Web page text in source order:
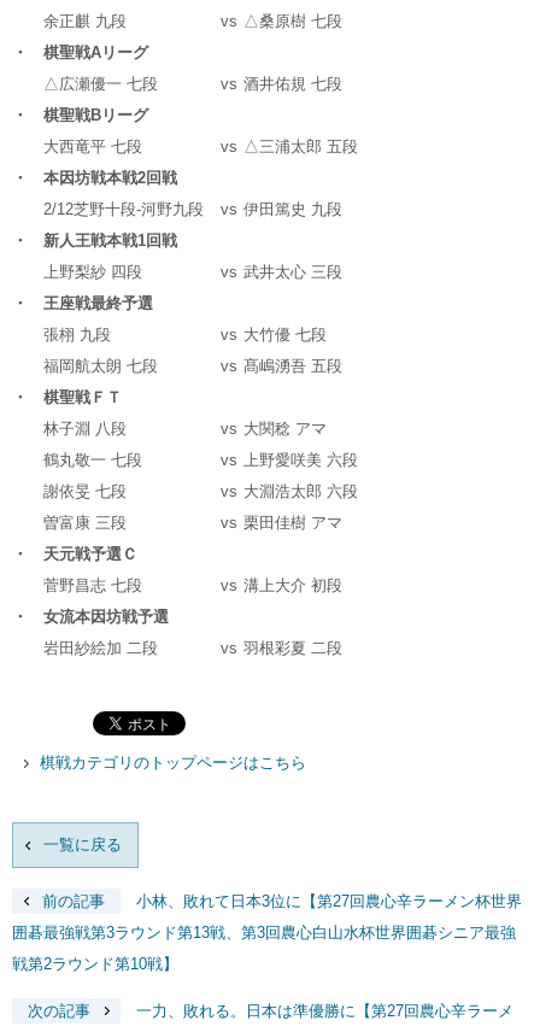
余正麒 九段
vs △桑原樹 七段
・ 棋聖戦Aリーグ
△広瀬優一 七段
vs 酒井佑規 七段
・ 棋聖戦Bリーグ
大西竜平 七段
vs △三浦太郎 五段
・ 本因坊戦本戦2回戦
2/12芝野十段-河野九段
vs 伊田篤史 九段
・ 新人王戦本戦1回戦
上野梨紗 四段
vs 武井太心 三段
・ 王座戦最終予選
張栩 九段
vs 大竹優 七段
福岡航太朗 七段
vs 髙嶋湧吾 五段
・ 棋聖戦ＦＴ
林子淵 八段
vs 大関稔 アマ
鶴丸敬一 七段
vs
上野愛咲美 六段
謝依旻 七段
vs 大淵浩太郎 六段
曽富康 三段
vs 栗田佳樹 アマ
・ 天元戦予選Ｃ
菅野昌志 七段
vs 溝上大介 初段
・ 女流本因坊戦予選
岩田紗絵加 二段
vs 羽根彩夏 二段
棋戦カテゴリのトップページはこちら
一覧に戻る
前の記事
小林、敗れて日本3位に【第27回農心辛ラーメン杯世界
囲碁最強戦第3ラウンド第13戦、第3回農心白山水杯世界囲碁シニア最強
戦第2ラウンド第10戦】
次の記事
一力、敗れる。日本は準優勝に【第27回農心辛ラーメ